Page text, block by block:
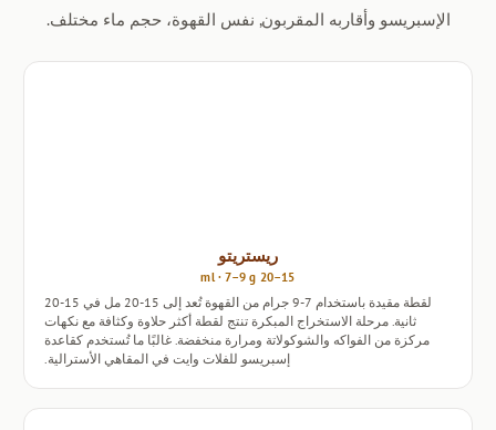
الإسبريسو وأقاربه المقربون, نفس القهوة، حجم ماء مختلف.
ريستريتو
15–20 ml · 7–9 g
لقطة مقيدة باستخدام 7-9 جرام من القهوة تُعد إلى 15-20 مل في 15-20
ثانية. مرحلة الاستخراج المبكرة تنتج لقطة أكثر حلاوة وكثافة مع نكهات
مركزة من الفواكه والشوكولاتة ومرارة منخفضة. غالبًا ما تُستخدم كقاعدة
إسبريسو للفلات وايت في المقاهي الأسترالية.